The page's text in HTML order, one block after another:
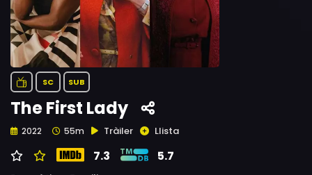
SC SUB
The First Lady
2022 55m Tràiler Llista
7.3 5.7